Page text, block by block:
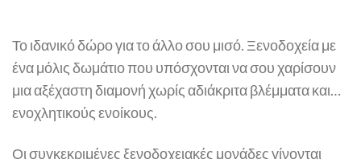
Το ιδανικό δώρο για το άλλο σου μισό. Ξενοδοχεία με
ένα μόλις δωμάτιο που υπόσχονται να σου χαρίσουν
μια αξέχαστη διαμονή χωρίς αδιάκριτα βλέμματα και…
ενοχλητικούς ενοίκους.
Οι συγκεκριμένες ξενοδοχειακές μονάδες γίνονται